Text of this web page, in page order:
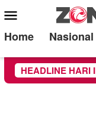
Mobile
Menu
Home Nasional
HEADLINE HARI
Diperiksa Sebagai